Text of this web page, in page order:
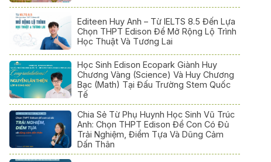
Editeen Huy Anh – Từ IELTS 8.5 Đến Lựa
Chọn THPT Edison Để Mở Rộng Lộ Trình
Học Thuật Và Tương Lai
Học Sinh Edison Ecopark Giành Huy
Chương Vàng (Science) Và Huy Chương
Bạc (Math) Tại Đấu Trường Stem Quốc
Tế
Chia Sẻ Từ Phụ Huynh Học Sinh Vũ Trúc
Anh: Chọn THPT Edison Để Con Có Đủ
Trải Nghiệm, Điểm Tựa Và Dũng Cảm
Dấn Thân